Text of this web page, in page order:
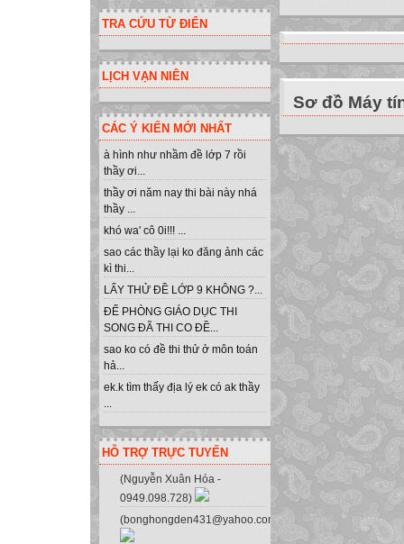
TRA CỨU TỪ ĐIỂN
LỊCH VẠN NIÊN
CÁC Ý KIẾN MỚI NHẤT
à hình như nhầm đề lớp 7 rồi
thầy ơi...
thầy ơi năm nay thi bài này nhá
thầy ...
khó wa' cô 0i!!! ...
sao các thầy lại ko đăng ảnh các
kì thi...
LẤY THỬ ĐỀ LỚP 9 KHÔNG ?...
ĐỂ PHÒNG GIÁO DỤC THI
SONG ĐÃ THI CO ĐỀ...
sao ko có đề thi thử ở môn toán
hả...
ek.k tìm thấy địa lý ek có ak thầy
...
HỖ TRỢ TRỰC TUYẾN
(Nguyễn Xuân Hóa -
0949.098.728)
(bonghongden431@yahoo.com.vn)
Sơ đồ Máy